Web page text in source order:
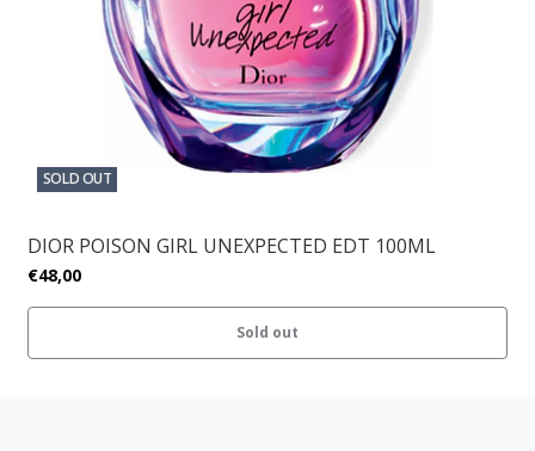
SOLD OUT
DIOR POISON GIRL UNEXPECTED EDT 100ML
€48,00
Sold out